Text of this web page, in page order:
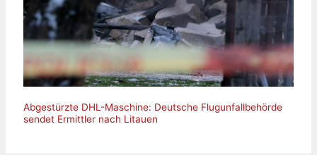
Abgestürzte DHL-Maschine: Deutsche Flugunfallbehörde
sendet Ermittler nach Litauen